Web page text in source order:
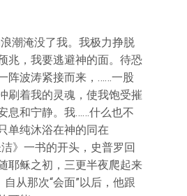
潮淹没了我。我极力挣脱
兆，我要逃避神的面。待恐
阵波涛紧接而来，……一股
刷着我的灵魂，使我饱受摧
息和宁静。我……什么也不
单纯沐浴在神的同在
》一书的开头，史普罗回
耶稣之初，三更半夜爬起来
自从那次“会面”以后，他跟